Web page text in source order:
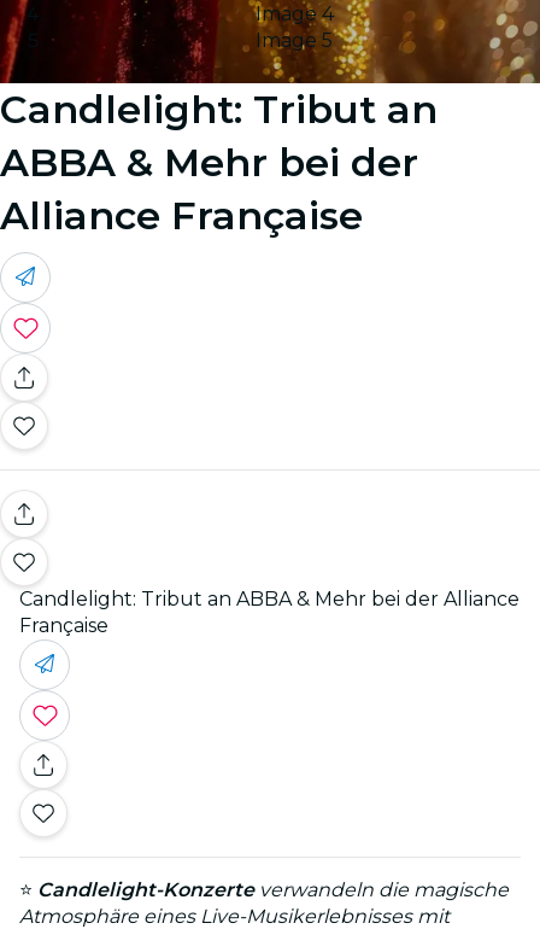
Image 4
Image 5
Candlelight: Tribut an
ABBA & Mehr bei der
Alliance Française
Candlelight: Tribut an ABBA & Mehr bei der Alliance
Française
⭐ Candlelight-Konzerteverwandeln die magische
Atmosphäre eines Live-Musikerlebnisses mit